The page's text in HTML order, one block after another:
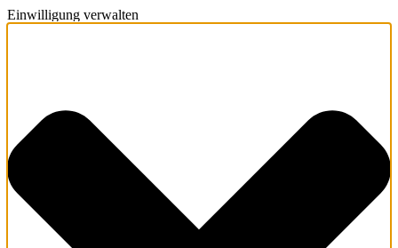
Einwilligung verwalten